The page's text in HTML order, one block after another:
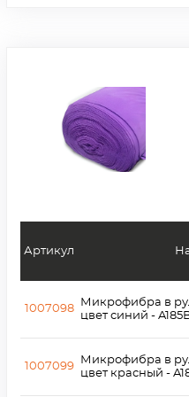
Артикул
1007098
1007099
Микрофибра в
цвет синий -
Микрофибра в
цвет красный -